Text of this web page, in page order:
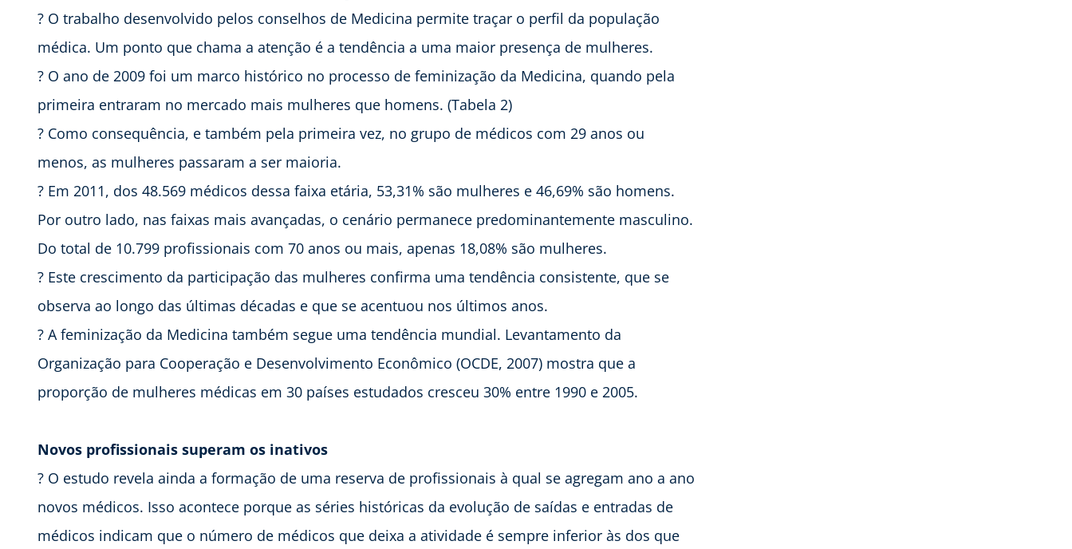
? O trabalho desenvolvido pelos conselhos de Medicina permite traçar o perfil da população
médica. Um ponto que chama a atenção é a tendência a uma maior presença de mulheres.
? O ano de 2009 foi um marco histórico no processo de feminização da Medicina, quando pela
primeira entraram no mercado mais mulheres que homens. (Tabela 2)
? Como consequência, e também pela primeira vez, no grupo de médicos com 29 anos ou
menos, as mulheres passaram a ser maioria.
? Em 2011, dos 48.569 médicos dessa faixa etária, 53,31% são mulheres e 46,69% são homens.
Por outro lado, nas faixas mais avançadas, o cenário permanece predominantemente masculino.
Do total de 10.799 profissionais com 70 anos ou mais, apenas 18,08% são mulheres.
? Este crescimento da participação das mulheres confirma uma tendência consistente, que se
observa ao longo das últimas décadas e que se acentuou nos últimos anos.
? A feminização da Medicina também segue uma tendência mundial. Levantamento da
Organização para Cooperação e Desenvolvimento Econômico (OCDE, 2007) mostra que a
proporção de mulheres médicas em 30 países estudados cresceu 30% entre 1990 e 2005.
Novos profissionais superam os inativos
? O estudo revela ainda a formação de uma reserva de profissionais à qual se agregam ano a ano
novos médicos. Isso acontece porque as séries históricas da evolução de saídas e entradas de
médicos indicam que o número de médicos que deixa a atividade é sempre inferior às dos que